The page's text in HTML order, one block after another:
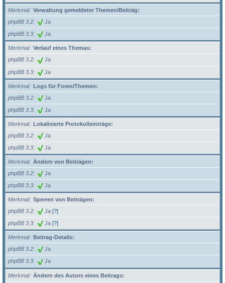
Merkmal
Verwaltung gemeldeter Themen/Beiträg:
phpBB 3.2
Ja
phpBB 3.3 Ja
Merkmal
Verlauf eines Themas:
phpBB 3.2
Ja
phpBB 3.3 Ja
Merkmal
Logs für Foren/Themen:
phpBB 3.2
Ja
phpBB 3.3 Ja
Merkmal
Lokalisierte Protokolleinträge:
phpBB 3.2
Ja
phpBB 3.3 Ja
Merkmal
Ändern von Beiträgen:
phpBB 3.2
Ja
phpBB 3.3 Ja
Merkmal
Sperren von Beiträgen:
phpBB 3.2
Ja [?]
phpBB 3.3 Ja [?]
Merkmal
Beitrag-Details:
phpBB 3.2
Ja
phpBB 3.3 Ja
Merkmal
Ändern des Autors eines Beitrags: